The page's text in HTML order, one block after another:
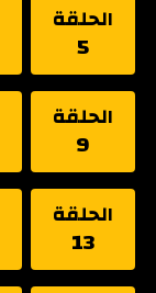
الحلقة
5
الحلقة
9
الحلقة
13